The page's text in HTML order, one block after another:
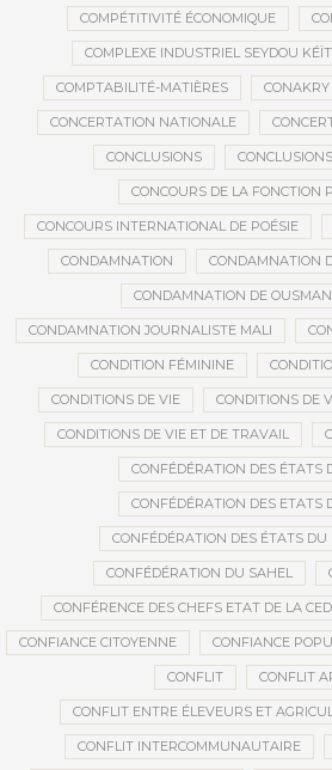
COMPÉTITIVITÉ ÉCONOMIQUE
COMPLEXE INDUSTRIEL SEYDOU
COMPTABILITÉ-MATIÈRES CONAKRY
CONCERTATION NATIONALE
CONCLUSIONS
CONCOURS DE LA FONCTION
CONCOURS INTERNATIONAL DE POÉSIE
CONDAMNATION CONDAMNATION
CONDAMNATION DE
CONDAMNATION JOURNALISTE MALI
CONDITION FÉMININE
CONDITIONS DE VIE CONDITIONS DE
CONDITIONS DE VIE ET DE TRAVAIL
CONFÉDÉRATION DES ÉTATS
CONFÉDÉRATION DES ETATS
CONFÉDÉRATION DES ÉTATS DU
CONFÉDÉRATION DU SAHEL
CONFÉRENCE DES CHEFS ETAT DE LA
CONFIANCE CITOYENNE CONFIANCE
CONFLIT CONFLIT
CONFLIT ENTRE ÉLEVEURS ET
CONFLIT INTERCOMMUNAUTAIRE